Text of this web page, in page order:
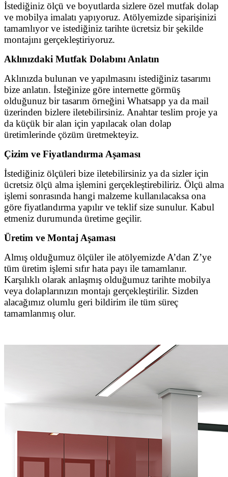
İstediğiniz ölçü ve boyutlarda sizlere özel mutfak dolap
ve mobilya imalatı yapıyoruz. Atölyemizde siparişinizi
tamamlıyor ve istediğiniz tarihte ücretsiz bir şekilde
montajını gerçekleştiriyoruz.
Aklınızdaki Mutfak Dolabını Anlatın
Aklınızda bulunan ve yapılmasını istediğiniz tasarımı
bize anlatın. İsteğinize göre internette görmüş
olduğunuz bir tasarım örneğini Whatsapp ya da mail
üzerinden bizlere iletebilirsiniz. Anahtar teslim proje ya
da küçük bir alan için yapılacak olan dolap
üretimlerinde çözüm üretmekteyiz.
Çizim ve Fiyatlandırma Aşaması
İstediğiniz ölçüleri bize iletebilirsiniz ya da sizler için
ücretsiz ölçü alma işlemini gerçekleştirebiliriz. Ölçü alma
işlemi sonrasında hangi malzeme kullanılacaksa ona
göre fiyatlandırma yapılır ve teklif size sunulur. Kabul
etmeniz durumunda üretime geçilir.
Üretim ve Montaj Aşaması
Almış olduğumuz ölçüler ile atölyemizde A’dan Z’ye
tüm üretim işlemi sıfır hata payı ile tamamlanır.
Karşılıklı olarak anlaşmış olduğumuz tarihte mobilya
veya dolaplarınızın montajı gerçekleştirilir. Sizden
alacağımız olumlu geri bildirim ile tüm süreç
tamamlanmış olur.